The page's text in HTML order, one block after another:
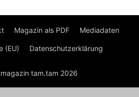
Magazin als PDF Mediadaten
(EU) Datenschutzerklärung
tam.tam 2026